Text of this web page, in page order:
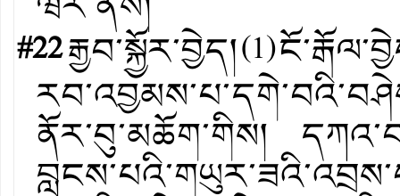
#22རྒྱབ་སྐྱོར་བྱེད།(1)
ནོར་བུ་མཆོག་གིས།